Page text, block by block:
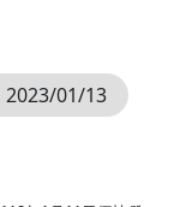
2023/01/13